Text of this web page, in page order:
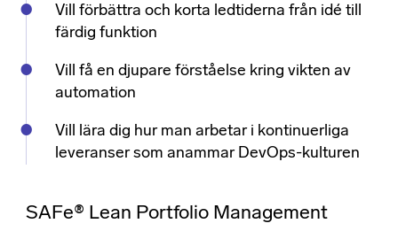
Vill förbättra och korta ledtiderna från idé till
färdig funktion
Vill få en djupare förståelse kring vikten av
automation
Vill lära dig hur man arbetar i kontinuerliga
leveranser som anammar DevOps-kulturen
SAFe® Lean Portfolio Management